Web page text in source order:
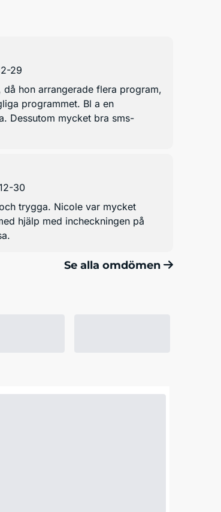
29
hon arrangerade flera program,
programmet. Bl a en
Dessutom mycket bra sms-
30
trygga. Nicole var mycket
hjälp med incheckningen på
Se alla omdömen